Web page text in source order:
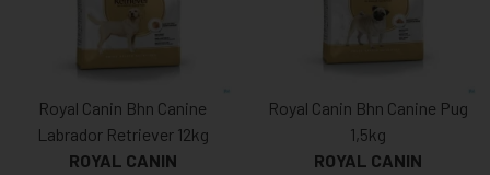
Royal Canin Bhn Canine
Labrador Retriever 12kg
ROYAL CANIN
Royal Canin Bhn Canine Pug
1,5kg
ROYAL CANIN